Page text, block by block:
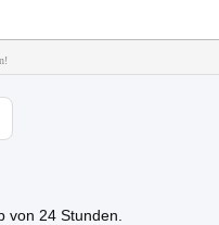
von 24 Stunden.